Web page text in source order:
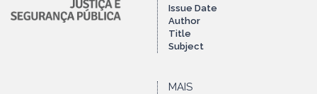
Issue Date
Author
Title
Subject
MAIS